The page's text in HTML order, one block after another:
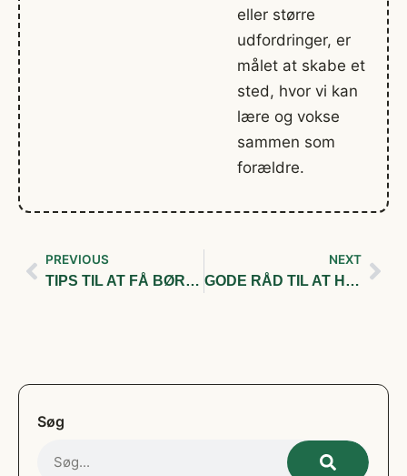
eller større
udfordringer, er
målet at skabe et
sted, hvor vi kan
lære og vokse
sammen som
forældre.
PREVIOUS
TIPS TIL AT FÅ BØRN TIL AT STARTE PÅ SKATEBOARDING
NEXT
GODE RÅD TIL AT HAVE KÆLEDYR I ET FAMILIEHJEM
Søg